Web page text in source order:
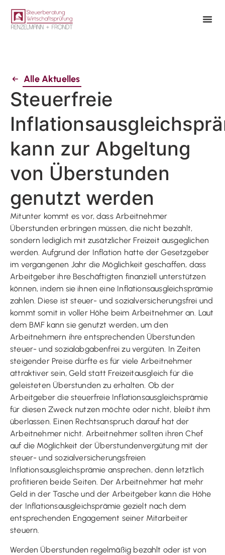
Alle Aktuelles
Steuerfreie
kann zur Abgeltung
von Überstunden
genutzt werden
Mitunter kommt es vor, dass Arbeitnehmer
Überstunden erbringen müssen, die nicht bezahlt,
sondern lediglich mit zusätzlicher Freizeit ausgeglichen
werden. Aufgrund der Inflation hatte der Gesetzgeber
im vergangenen Jahr die Möglichkeit geschaffen, dass
Arbeitgeber ihre Beschäftigten finanziell unterstützen
können, indem sie ihnen eine Inflationsausgleichsprämie
zahlen. Diese ist steuer- und sozialversicherungsfrei und
kommt somit in voller Höhe beim Arbeitnehmer an. Laut
dem BMF kann sie genutzt werden, um den
Arbeitnehmern ihre entsprechenden Überstunden
steuer- und sozialabgabenfrei zu vergüten. In Zeiten
steigender Preise dürfte es für viele Arbeitnehmer
attraktiver sein, Geld statt Freizeitausgleich für die
geleisteten Überstunden zu erhalten. Ob der
Arbeitgeber die steuerfreie Inflationsausgleichsprämie
für diesen Zweck nutzen möchte oder nicht, bleibt ihm
überlassen. Einen Rechtsanspruch darauf hat der
Arbeitnehmer nicht. Arbeitnehmer sollten ihren Chef
auf die Möglichkeit der Überstundenvergütung mit der
steuer- und sozialversicherungsfreien
Inflationsausgleichsprämie ansprechen, denn letztlich
profitieren beide Seiten. Der Arbeitnehmer hat mehr
Geld in der Tasche und der Arbeitgeber kann die Höhe
der Inflationsausgleichsprämie gezielt nach dem
entsprechenden Engagement seiner Mitarbeiter
steuern.
Werden Überstunden regelmäßig bezahlt oder ist von